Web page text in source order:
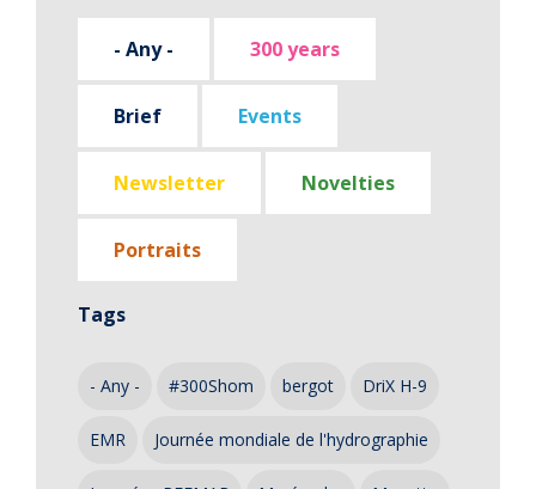
- Any - 300 years
Brief Events
Newsletter Novelties
Portraits
Tags
- Any - #300Shom bergot DriX H-9
EMR Journée mondiale de l'hydrographie